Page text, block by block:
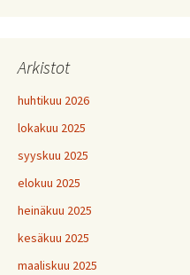
Arkistot
huhtikuu 2026
lokakuu 2025
syyskuu 2025
elokuu 2025
heinäkuu 2025
kesäkuu 2025
maaliskuu 2025